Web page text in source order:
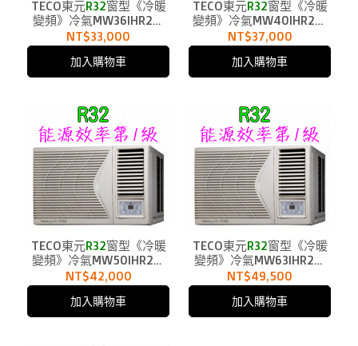
TECO東元R32窗型《冷暖
變頻》冷氣MW36IHR2適
用6坪
NT$33,000
加入購物車
TECO東元R32窗型《冷暖
變頻》冷氣MW40IHR2適
用7.5坪
NT$37,000
加入購物車
TECO東元R32窗型《冷暖
變頻》冷氣MW50IHR2適
用8.5坪
NT$42,000
加入購物車
TECO東元R32窗型《冷暖
變頻》冷氣MW63IHR2適
用10.5坪
NT$49,500
加入購物車